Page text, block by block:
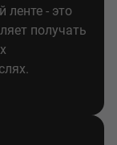
ленте - это
получать